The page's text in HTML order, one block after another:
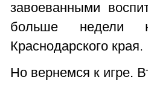
завоеванными
больше недели
Краснодарского края.
Но вернемся к игре.